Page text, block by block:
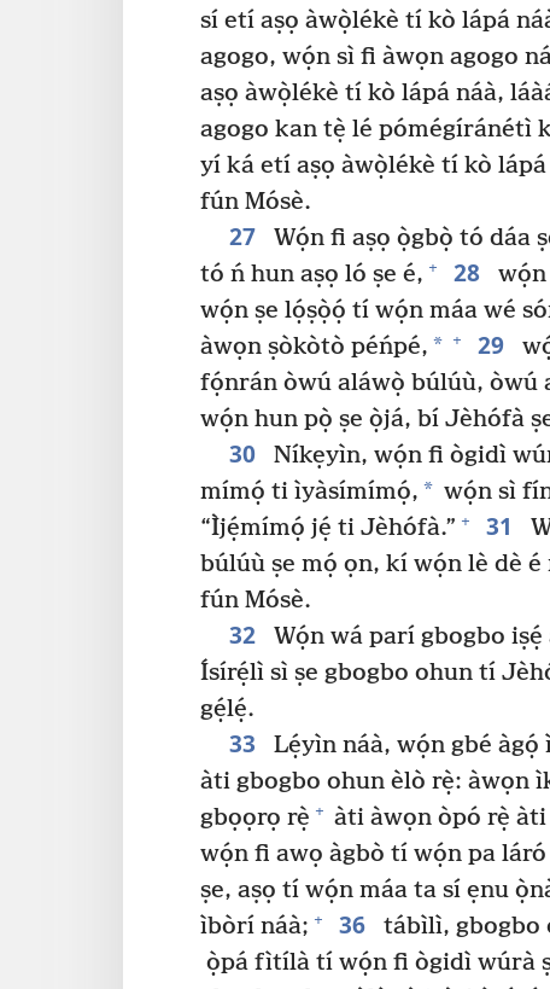
sí etí aṣọ àwọ̀lékè tí kò lápá
agogo, wọ́n sì fi àwọn agogo
aṣọ àwọ̀lékè tí kò lápá náà,
agogo kan tẹ̀ lé pómégíránétì
yí ká etí aṣọ àwọ̀lékè tí kò
fún Mósè.
27
Wọ́n fi aṣọ ọ̀gbọ̀ tó dáa
tó ń hun aṣọ ló ṣe é, + 28 wọ́n
wọ́n ṣe lọ́ṣọ̀ọ́ tí wọ́n máa wé
àwọn ṣòkòtò péńpé, * + 29
fọ́nrán òwú aláwọ̀ búlúù,
wọ́n hun pọ̀ ṣe ọ̀já, bí Jèhófà
30
Níkẹyìn, wọ́n fi ògidì
mímọ́ ti ìyàsímímọ́, * wọ́n sì
“Ìjẹ́mímọ́ jẹ́ ti Jèhófà.” + 31
búlúù ṣe mọ́ ọn, kí wọ́n lè dè
fún Mósè.
32
Wọ́n wá parí gbogbo
Ísírẹ́lì sì ṣe gbogbo ohun tí
gẹ́lẹ́.
33 Lẹ́yìn náà, wọ́n gbé àgọ́
àti gbogbo ohun èlò rẹ̀: àwọn
gbọọrọ rẹ̀ + àti àwọn òpó rẹ̀
wọ́n fi awọ àgbò tí wọ́n pa láró
ṣe, aṣọ tí wọ́n máa ta sí ẹnu
ìbòrí náà; + 36 tábìlì, gbogbo
ọ̀pá fìtílà tí wọ́n fi ògidì wúrà